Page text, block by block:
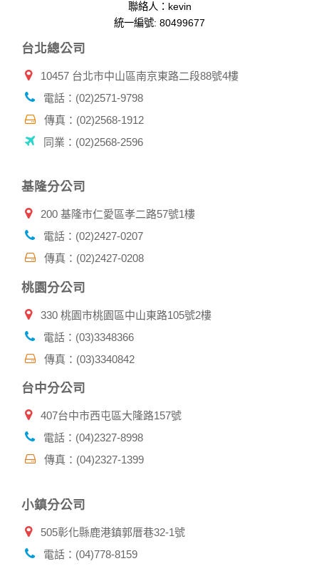
聯絡人：kevin
統一編號: 80499677
台北總公司
10457 台北市中山區南京東路二段88號4樓
電話：(02)2571-9798
傳真：(02)2568-1912
同業：(02)2568-2596
基隆分公司
200 基隆市仁愛區孝二路57號1樓
電話：(02)2427-0207
傳真：(02)2427-0208
桃園分公司
330 桃園市桃園區中山東路105號2樓
電話：(03)3348366
傳真：(03)3340842
台中分公司
407台中市西屯區大隆路157號
電話：(04)2327-8998
傳真：(04)2327-1399
小鎮分公司
505彰化縣鹿港鎮郭厝巷32-1號
電話：(04)778-8159